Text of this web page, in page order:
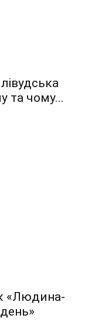
та чому...
«Людина-